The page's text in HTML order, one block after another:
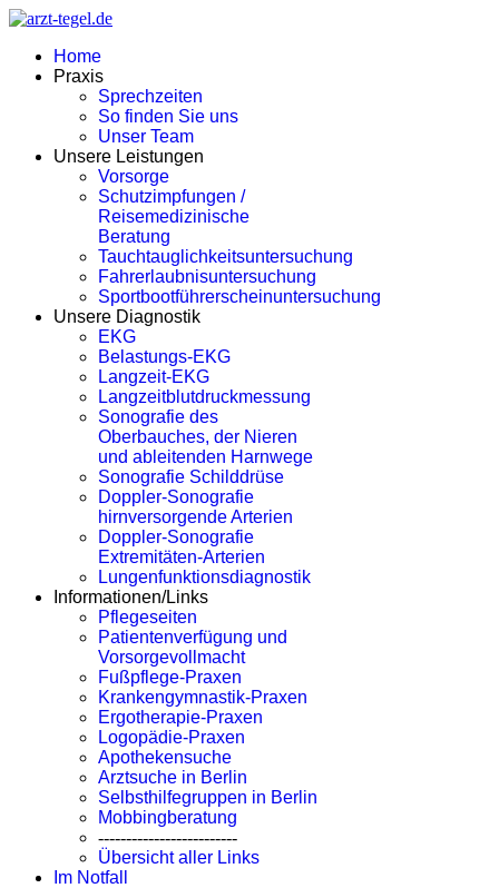
Home
Praxis
Sprechzeiten
So finden Sie uns
Unser Team
Unsere Leistungen
Vorsorge
Schutzimpfungen /
Reisemedizinische
Beratung
Tauchtauglichkeitsuntersuchung
Fahrerlaubnisuntersuchung
Sportbootführerscheinuntersuchung
Unsere Diagnostik
EKG
Belastungs-EKG
Langzeit-EKG
Langzeitblutdruckmessung
Sonografie des
Oberbauches, der Nieren
und ableitenden Harnwege
Sonografie Schilddrüse
Doppler-Sonografie
hirnversorgende Arterien
Doppler-Sonografie
Extremitäten-Arterien
Lungenfunktionsdiagnostik
Informationen/Links
Pflegeseiten
Patientenverfügung und
Vorsorgevollmacht
Fußpflege-Praxen
Krankengymnastik-Praxen
Ergotherapie-Praxen
Logopädie-Praxen
Apothekensuche
Arztsuche in Berlin
Selbsthilfegruppen in Berlin
Mobbingberatung
-------------------------
Übersicht aller Links
Im Notfall